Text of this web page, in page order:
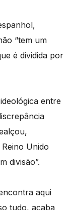
“tem um
é dividida por
entre
Unido
divisão”.
aqui
tudo, acaba